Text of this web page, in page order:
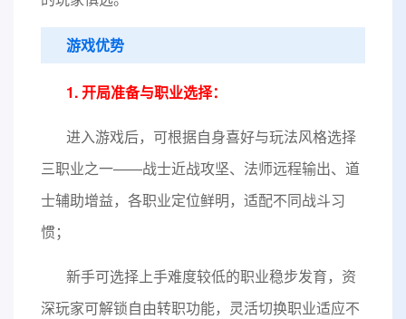
游戏优势
1. 开局准备与职业选择：
进入游戏后，可根据自身喜好与玩法风格选择
三职业之一——战士近战攻坚、法师远程输出、道
士辅助增益，各职业定位鲜明，适配不同战斗习
惯；
新手可选择上手难度较低的职业稳步发育，资
深玩家可解锁自由转职功能，灵活切换职业适应不